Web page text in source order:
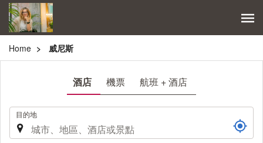
Home 威尼斯
酒店 機票 航班 + 酒店
. 目的地